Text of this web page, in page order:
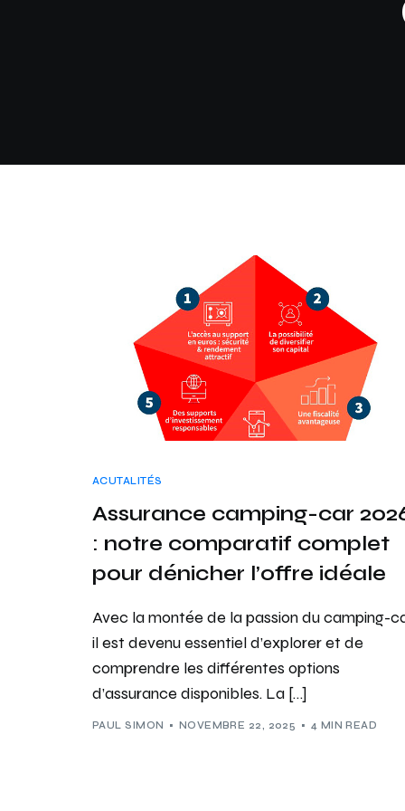
ACUTALITÉS
Assurance camping-car
: notre comparatif complet
pour dénicher l’offre idéale
Avec la montée de la passion du camping-
il est devenu essentiel d’explorer et de
comprendre les différentes options
d’assurance disponibles. La […]
PAUL SIMON NOVEMBRE 22, 2025 4 MIN READ